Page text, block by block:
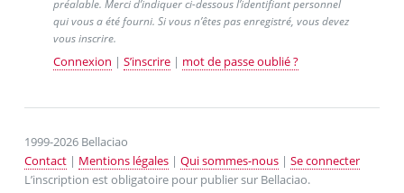
préalable. Merci d’indiquer ci-dessous l’identifiant personnel
qui vous a été fourni. Si vous n’êtes pas enregistré, vous devez
vous inscrire.
Connexion | S’inscrire| mot de passe oublié ?
1999-2026 Bellaciao
Contact| Mentions légales| Qui sommes-nous| Se connecter
L’inscription est obligatoire pour publier sur Bellaciao.